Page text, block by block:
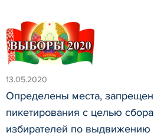
13.05.2020
Определены места,
пикетирования с целью
избирателей по выдвижению